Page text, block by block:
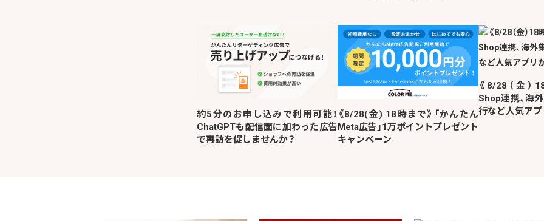
約5分のお申し込みで利用可能！
ChatGPTも配信面に加わった広告
で再訪を促しませんか？
《8/28(金) 18時まで》「かんたん
Meta広告」1万ポイントプレゼント
キャンペーン
《8/28（金）
Shop連携、海
行など人気アプ